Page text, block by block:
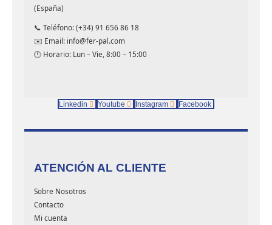
(España)
📞 Teléfono: (+34) 91 656 86 18
✉️ Email: info@fer-pal.com
🕐 Horario: Lun – Vie, 8:00 – 15:00
Linkedin Youtube Instagram Facebook
ATENCIÓN AL CLIENTE
Sobre Nosotros
Contacto
Mi cuenta